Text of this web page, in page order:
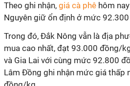
Theo ghi nhận, giá cà phê hôm
Nguyên giữ ổn định ở mức
Trong đó, Đắk Nông vẫn là địa
mua cao nhất, đạt 93.000 đồng/
và Gia Lai với cùng mức 92.800
Lâm Đồng ghi nhận mức giá thấp